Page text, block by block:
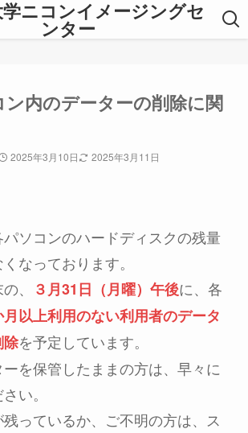
ニコンイメージングセ
ンター
内のデーターの削除に関
2025年3月10日 2025年3月11日
ソコンのハードディスクの残量
なっております。
、
３月31日（月曜）午後に、各
以上利用のない利用者のデータ
除を予定しています。
を保管したままの方は、早々に
い。
っているか、ご不明の方は、ス